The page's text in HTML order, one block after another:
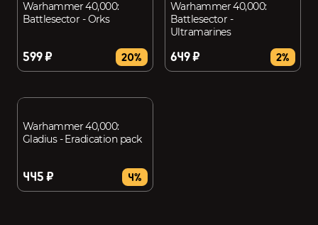
Warhammer 40,000:
Battlesector - Orks
599 ₽ 20%
Warhammer 40,000:
Battlesector -
Ultramarines
649 ₽ 2%
Warhammer 40,000:
Gladius - Eradication pack
445 ₽ 4%